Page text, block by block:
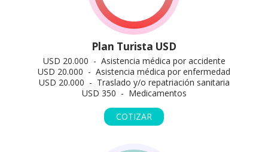
Plan Turista USD
USD 20.000 - Asistencia médica por accidente
USD 20.000 - Asistencia médica por enfermedad
USD 20.000 - Traslado y/o repatriación sanitaria
USD 350 - Medicamentos
COTIZAR